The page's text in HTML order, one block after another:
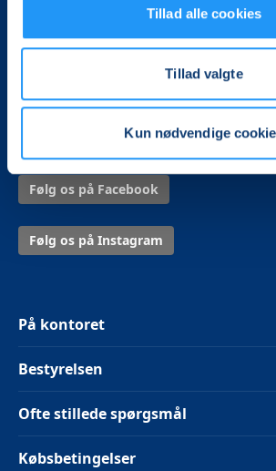
Tillad alle cookies
Tillad valgte
Kun nødvendige
Vævervej 10C, 1. sal
8800 Viborg
Mail:kontor@lof-midtjylland.dk
Følg os på Facebook
Følg os på Instagram
På kontoret
Bestyrelsen
Ofte stillede spørgsmål
Købsbetingelser